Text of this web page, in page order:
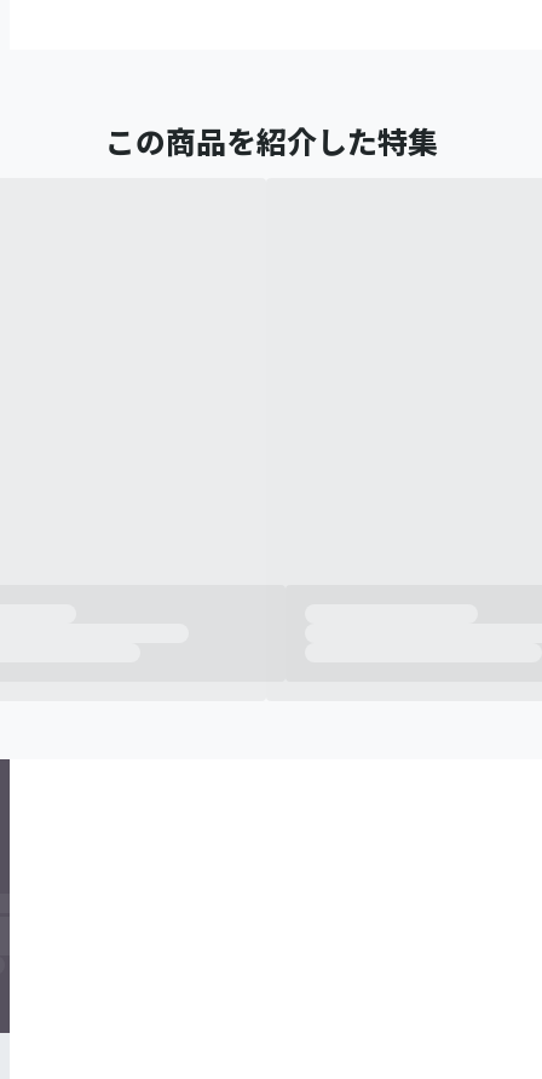
この商品を紹介した特集